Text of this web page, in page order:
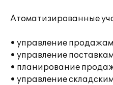
Атоматизированные
• управление
• управление
• планирование
• управление